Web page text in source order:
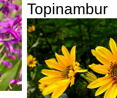
Topinambur